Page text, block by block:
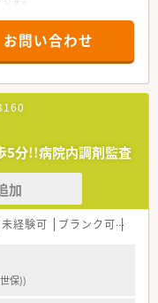
リハリをつけた勤務が可
ム導入しております
入しております（散財錠
は平均50件です。採用後
2名体制です。
お問い合わせ
5分!!病院内調剤監査
加
未経験可 ブランク可
保))